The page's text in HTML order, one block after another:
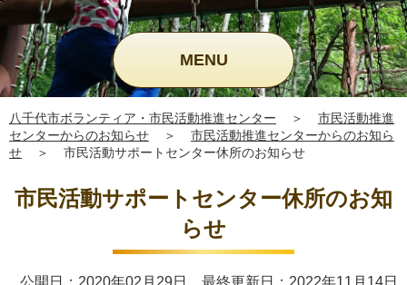
MENU
八千代市ボランティア・市民活動推進センター ＞
市民活動推進
センターからのお知らせ
＞
市民活動推進センターからのお知ら
せ
＞ 市民活動サポートセンター休所のお知らせ
市民活動サポートセンター休所のお知
らせ
公開日：2020年02月29日 最終更新日：2022年11月14日